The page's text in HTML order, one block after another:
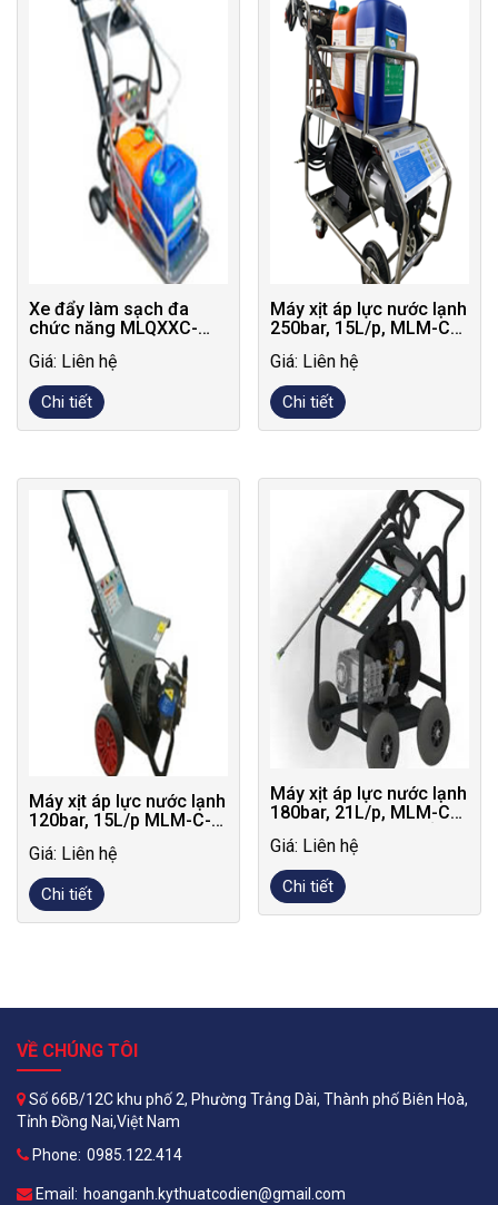
Xe đẩy làm sạch đa
chức năng MLQXXC-
Giá: Liên hệ
Chi tiết
Máy xịt áp lực nước lạnh
250bar, 15L/p, MLM-C-
bản nâng cấp
Giá: Liên hệ
Chi tiết
Máy xịt áp lực nước lạnh
120bar, 15L/p MLM-C-
Giá: Liên hệ
Chi tiết
Máy xịt áp lực nước lạnh
180bar, 21L/p, MLM-C-
điển Plus
Giá: Liên hệ
Chi tiết
VỀ CHÚNG TÔI
Số 66B/12C khu phố 2, Phường Trảng Dài, Thành phố Biên Hoà,
Tỉnh Đồng Nai,Việt Nam
Phone: 0985.122.414
Email: hoanganh.kythuatcodien@gmail.com